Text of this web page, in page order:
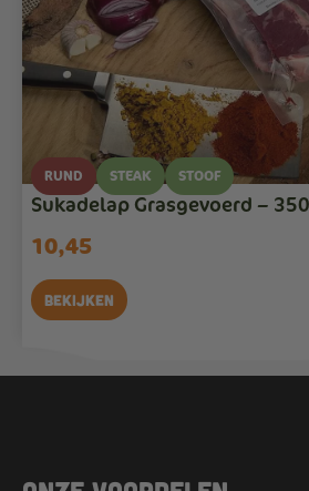
RUND STEAK STOOF
Sukadelap Grasgevoerd –
10,45
Bekijken